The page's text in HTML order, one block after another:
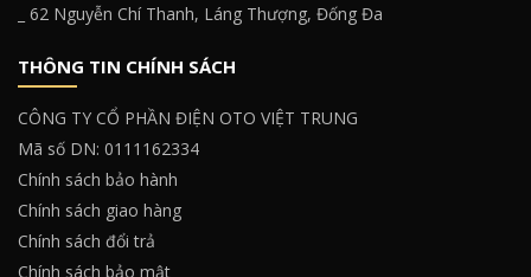
_ 62 Nguyễn Chí Thanh, Láng Thượng, Đống Đa
THÔNG TIN CHÍNH SÁCH
CÔNG TY CỔ PHẦN ĐIỆN OTO VIỆT TRUNG
Mã số DN: 0111162334
Chính sách bảo hành
Chính sách giao hàng
Chính sách đổi trả
Chính sách bảo mật